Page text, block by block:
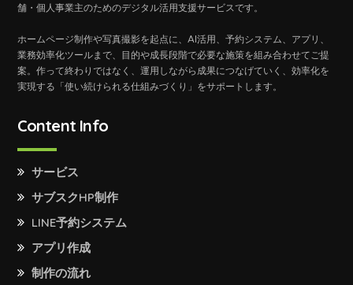
舗・個人事業主のためのデジタル活用支援サービスです。
ホームページ制作や写真撮影を起点に、AI活用、予約システム、アプリ、
業務効率化ツールまで、目的や成長段階で必要な施策を組み合わせてご提
案。作って終わりではなく、運用しながら成果につなげていく、効率化を
実現する「使い続けられる仕組みづくり」をサポートします。
Content Info
サービス
サブスクHP制作
LINE予約システム
アプリ作成
制作の流れ